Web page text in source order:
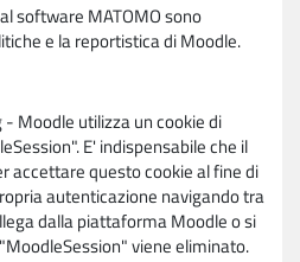
software MATOMO sono
e la reportistica di Moodle.
Moodle utilizza un cookie di
E' indispensabile che il
accettare questo cookie al fine di
autenticazione navigando tra
dalla piattaforma Moodle o si
viene eliminato.